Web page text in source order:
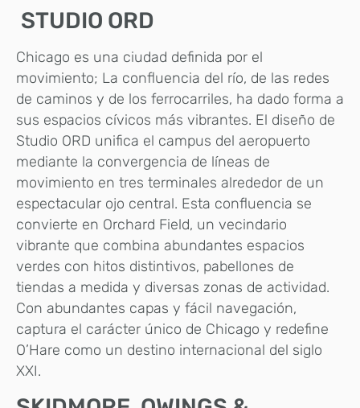
STUDIO ORD
Chicago es una ciudad definida por el
movimiento; La confluencia del río, de las redes
de caminos y de los ferrocarriles, ha dado forma a
sus espacios cívicos más vibrantes. El diseño de
Studio ORD unifica el campus del aeropuerto
mediante la convergencia de líneas de
movimiento en tres terminales alrededor de un
espectacular ojo central. Esta confluencia se
convierte en Orchard Field, un vecindario
vibrante que combina abundantes espacios
verdes con hitos distintivos, pabellones de
tiendas a medida y diversas zonas de actividad.
Con abundantes capas y fácil navegación,
captura el carácter único de Chicago y redefine
O’Hare como un destino internacional del siglo
XXI.